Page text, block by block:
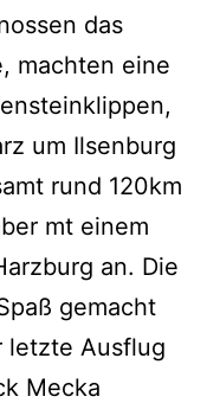
das
machten eine
um Ilsenburg
rund 120km
mt einem
an. Die
gemacht
letzte Ausflug
Mecka